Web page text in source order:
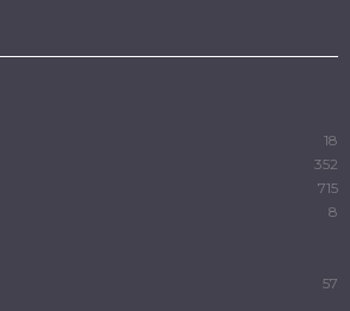
18
352
715
8
57